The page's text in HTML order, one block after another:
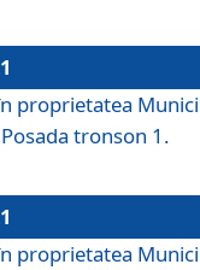
proprietatea
tronson 1.
proprietatea